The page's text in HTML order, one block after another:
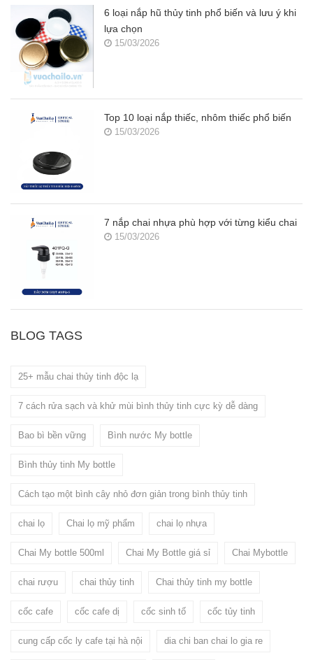
6 loại nắp hũ thủy tinh phổ biến và lưu ý khi
lựa chọn
15/03/2026
Top 10 loại nắp thiếc, nhôm thiếc phổ biến
15/03/2026
7 nắp chai nhựa phù hợp với từng kiểu chai
15/03/2026
BLOG TAGS
25+ mẫu chai thủy tinh độc lạ
7 cách rửa sạch và khử mùi bình thủy tinh cực kỳ dễ dàng
Bao bì bền vững Bình nước My bottle
Bình thủy tinh My bottle
Cách tạo một bình cây nhỏ đơn giản trong bình thủy tinh
chai lọ Chai lọ mỹ phẩm chai lọ nhựa
Chai My bottle 500ml Chai My Bottle giá sỉ Chai Mybottle
chai rượu chai thủy tinh Chai thủy tinh my bottle
cốc cafe cốc cafe dị cốc sinh tố cốc tủy tinh
cung cấp cốc ly cafe tại hà nội dia chi ban chai lo gia re